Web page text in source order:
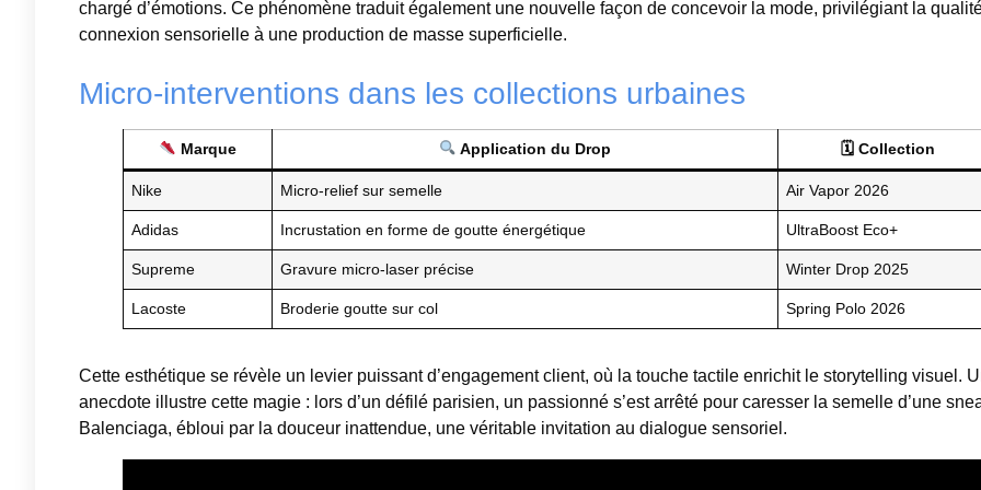
chargé d’émotions. Ce phénomène traduit également une nouvelle façon de concevoir la mode, privilégiant la
connexion sensorielle à une production de masse superficielle.
Micro-interventions dans les collections urbaines
Marque Application du Drop 🗓 Collection
Nike Micro-relief sur semelle Air Vapor 2026
Adidas Incrustation en forme de goutte énergétique UltraBoost Eco+
Supreme Gravure micro-laser précise Winter Drop 2025
Lacoste Broderie goutte sur col Spring Polo 2026
Cette esthétique se révèle un levier puissant d’engagement client, où la touche tactile enrichit le storytelling visuel.
anecdote illustre cette magie : lors d’un défilé parisien, un passionné s’est arrêté pour caresser la semelle d’une
Balenciaga, ébloui par la douceur inattendue, une véritable invitation au dialogue sensoriel.